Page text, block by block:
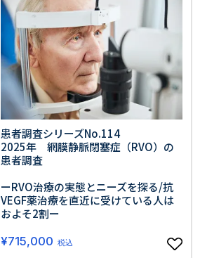
患者調査シリーズNo.114
2025年 網膜静脈閉塞症（RVO）の
患者調査
ーRVO治療の実態とニーズを探る/抗
VEGF薬治療を直近に受けている人は
およそ2割ー
¥715,000 税込